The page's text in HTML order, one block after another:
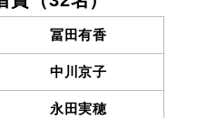
冨田有香
中川京子
永田実穂